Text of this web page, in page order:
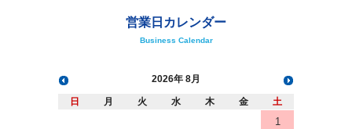
営業日カレンダー
Business Calendar
2026 8月
日 月 火 水 木 金 土
1